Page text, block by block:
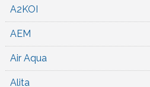
A2KOI
AEM
Air Aqua
Alita